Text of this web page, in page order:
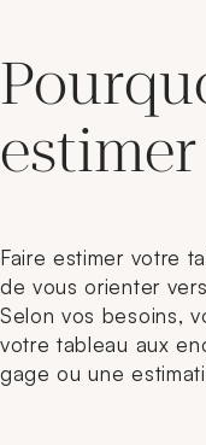
Faire estimer votre
de vous orienter
Selon vos besoins,
votre tableau aux
gage ou une